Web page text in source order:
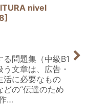
nivel
]
問題集（中級B1
文章は、広告・
活に必要なもの
の“伝達のため
…